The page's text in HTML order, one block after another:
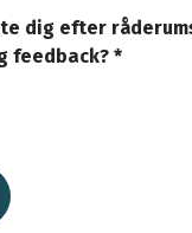
dig efter
feedback? *